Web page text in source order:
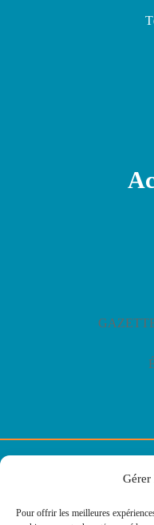
Gérer
Pour offrir les meilleures
©